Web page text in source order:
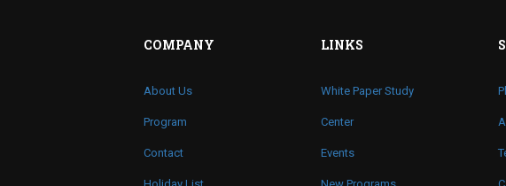
COMPANY
About Us
Program
Contact
LINKS
White Paper Study
Center
Events